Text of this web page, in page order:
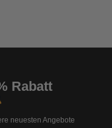
Rabatt
neuesten Angebote